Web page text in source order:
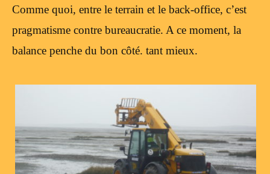
Comme quoi, entre le terrain et le back-office, c’est
pragmatisme contre bureaucratie. A ce moment, la
balance penche du bon côté. tant mieux.